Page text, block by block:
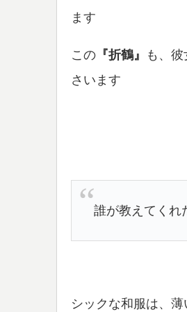
ます
この『折鶴』 も、
さいます
誰が教えてく
シックな和服は、薄